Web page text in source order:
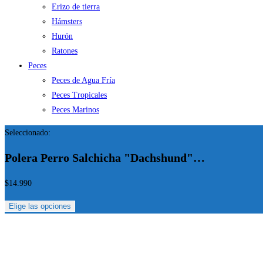
Erizo de tierra
Hámsters
Hurón
Ratones
Peces
Peces de Agua Fría
Peces Tropicales
Peces Marinos
Seleccionado:
Polera Perro Salchicha "Dachshund"…
$14.990
Elige las opciones